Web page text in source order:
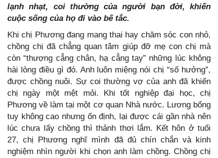
lạnh nhạt, coi thường của người bạn đời, khiến
cuộc sống của họ đi vào bế tắc.
Khi chị Phương đang mang thai hay chăm sóc con nhỏ,
chồng chị đã chẳng quan tâm giúp đỡ mẹ con chị mà
còn “thượng cẳng chân, hạ cẳng tay” những lúc không
hài lòng điều gì đó. Anh luôn miệng nói chị “số hưởng”,
được chồng nuôi. Sự coi thường vợ của anh đã khiến
chị ngày một mệt mỏi. Khi tốt nghiệp đại học, chị
Phương về làm tại một cơ quan Nhà nước. Lương bổng
tuy không cao nhưng ổn định, lại được cái gần nhà nên
lúc chưa lấy chồng thì thảnh thơi lắm. Kết hôn ở tuổi
27, chị Phương nghĩ mình đã đủ chín chắn và kinh
nghiệm nhìn người khi chọn anh làm chồng. Chồng chị